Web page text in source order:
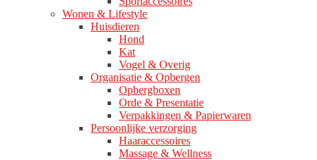
Wonen & Lifestyle
Huisdieren
Hond
Kat
Vogel & Overig
Organisatie & Opbergen
Opbergboxen
Orde & Presentatie
Verpakkingen & Papierwaren
Persoonlijke verzorging
Haaraccessoires
Massage & Wellness